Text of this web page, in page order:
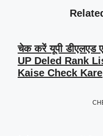
चेक करें यूपी डीएलएड
UP Deled Rank
Kaise Check Kare